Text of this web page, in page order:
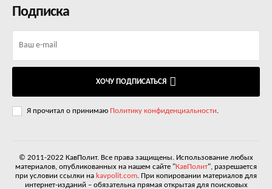
Подписка
ХОЧУ ПОДПИСАТЬСЯ
Я прочитал о принимаю Политику конфиденциальности.
© 2011-2022 КавПолит. Все права защищены. Использование любых
материалов, опубликованных на нашем сайте "КавПолит", разрешается
при условии ссылки на kavpolit.com. При копировании материалов для
интернет-изданий – обязательна прямая открытая для поисковых